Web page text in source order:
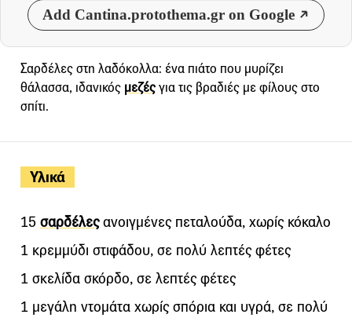
Add Cantina.protothema.gr on Google
Υλικά
15 σαρδέλεςανοιγμένες πεταλούδα, χωρίς κόκαλο
1 κρεμμύδι στιφάδου, σε πολύ λεπτές φέτες
1 σκελίδα σκόρδο, σε λεπτές φέτες
1 μεγάλη ντομάτα χωρίς σπόρια και υγρά, σε πολύ
Σαρδέλες στη λαδόκολλα: ένα πιάτο που μυρίζει
θάλασσα, ιδανικός μεζέςγια τις βραδιές με φίλους στο
σπίτι.